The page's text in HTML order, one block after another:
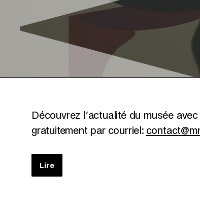
Découvrez l’actualité du musée
gratuitement par courriel:
Lire